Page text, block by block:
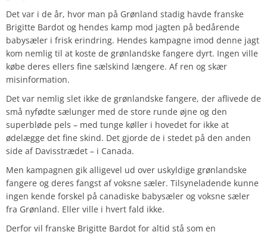
Det var i de år, hvor man på Grønland stadig havde franske
Brigitte Bardot og hendes kamp mod jagten på bedårende
babysæler i frisk erindring. Hendes kampagne imod denne jagt
kom nemlig til at koste de grønlandske fangere dyrt. Ingen ville
købe deres ellers fine sælskind længere. Af ren og skær
misinformation.
Det var nemlig slet ikke de grønlandske fangere, der aflivede de
små nyfødte sælunger med de store runde øjne og den
superbløde pels – med tunge køller i hovedet for ikke at
ødelægge det fine skind. Det gjorde de i stedet på den anden
side af Davisstrædet – i Canada.
Men kampagnen gik alligevel ud over uskyldige grønlandske
fangere og deres fangst af voksne sæler. Tilsyneladende kunne
ingen kende forskel på canadiske babysæler og voksne sæler
fra Grønland. Eller ville i hvert fald ikke.
Derfor vil franske Brigitte Bardot for altid stå som en